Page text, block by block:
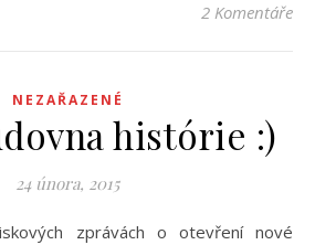
2 Komentáře
NEZAŘAZENÉ
histórie :)
24 února, 2015